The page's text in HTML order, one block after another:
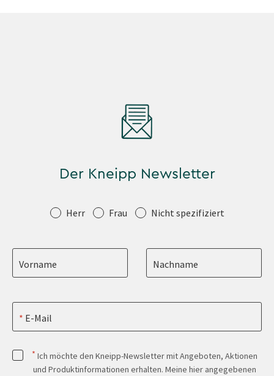
Der Kneipp Newsletter
Anrede Herr Frau Nicht spezifiziert
Vorname Nachname
E-Mail
* Ich möchte den Kneipp-Newsletter mit Angeboten, Aktionen
und Produktinformationen erhalten. Meine hier angegebenen